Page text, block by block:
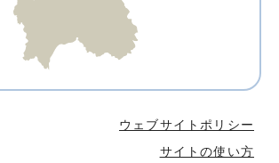
ウェブサイトポリシー
サイトの使い方